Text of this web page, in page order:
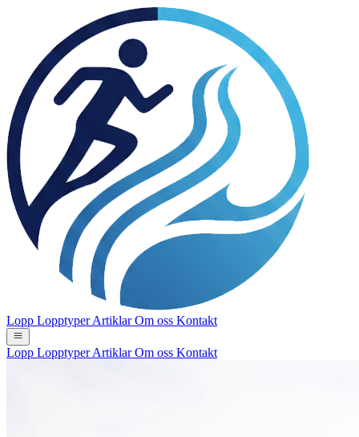
Lopp LopptyperArtiklarOm oss Kontakt
Lopp LopptyperArtiklarOm oss Kontakt